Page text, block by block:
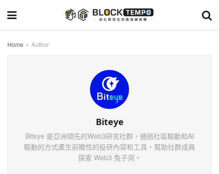
Home Author
Biteye
Biteye 是亞洲領先的Web3研究社群，通過社區驅動和AI
驅動的方式產生前瞻性的投研內容和工具，幫助社群成員
探索 Web3 兔子洞。